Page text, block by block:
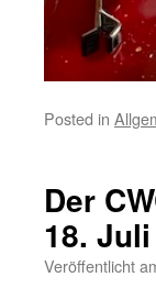
Posted in
Der
18.
Veröffentlicht